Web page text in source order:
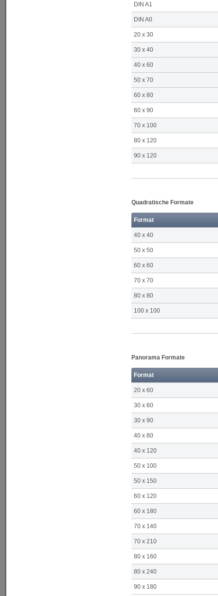
DIN A1
DIN A0
20 x 30
30 x 40
40 x 60
50 x 70
60 x 80
60 x 90
70 x 100
80 x 120
90 x 120
Quadratische Formate
Format
40 x 40
50 x 50
60 x 60
70 x 70
80 x 80
100 x 100
Panorama Formate
Format
20 x 60
30 x 60
30 x 90
40 x 80
40 x 120
50 x 100
50 x 150
60 x 120
60 x 180
70 x 140
70 x 210
80 x 160
80 x 240
90 x 180